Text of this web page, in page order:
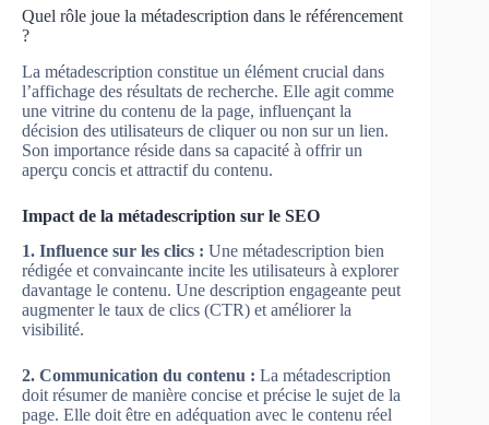
Quel rôle joue la métadescription dans le référencement
?
La métadescription constitue un élément crucial dans
l’affichage des résultats de recherche. Elle agit comme
une vitrine du contenu de la page, influençant la
décision des utilisateurs de cliquer ou non sur un lien.
Son importance réside dans sa capacité à offrir un
aperçu concis et attractif du contenu.
Impact de la métadescription sur le SEO
1. Influence sur les clics : Une métadescription bien
rédigée et convaincante incite les utilisateurs à explorer
davantage le contenu. Une description engageante peut
augmenter le taux de clics (CTR) et améliorer la
visibilité.
2. Communication du contenu : La métadescription
doit résumer de manière concise et précise le sujet de la
page. Elle doit être en adéquation avec le contenu réel